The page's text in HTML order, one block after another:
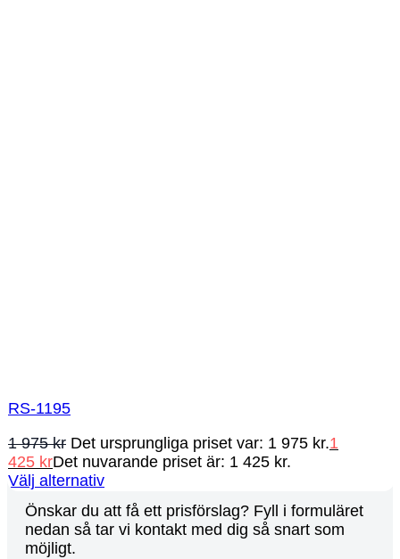
RS-1195
1 975kr Det ursprungliga priset var: 1 975 kr.1
425 krDet nuvarande priset är: 1 425 kr.
Välj alternativ
Önskar du att få ett prisförslag? Fyll i formuläret
nedan så tar vi kontakt med dig så snart som
möjligt.